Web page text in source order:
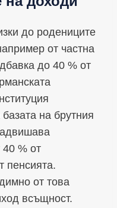
до родениците
от частна
до 40 % от
на брутния
40 % от
пенсията.
от това
всъщност.